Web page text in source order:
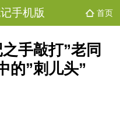
手机版 首页
手敲打”老同
的”刺儿头”